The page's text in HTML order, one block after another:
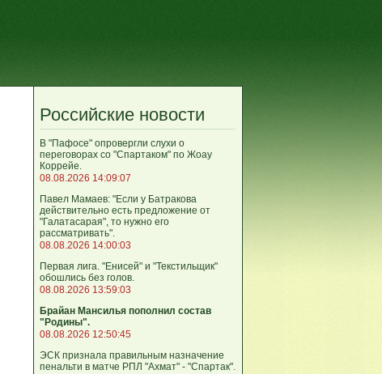
Российские новости
В "Пафосе" опровергли слухи о
переговорах со "Спартаком" по Жоау
Коррейе.
08.08.2026 14:09:07
Павел Мамаев: "Если у Батракова
действительно есть предложение от
"Галатасарая", то нужно его
рассматривать".
08.08.2026 14:00:03
Первая лига. "Енисей" и "Текстильщик"
обошлись без голов.
08.08.2026 13:59:03
Брайан Мансилья пополнил состав
"Родины".
08.08.2026 12:50:45
ЭСК признала правильным назначение
пенальти в матче РПЛ "Ахмат" - "Спартак".